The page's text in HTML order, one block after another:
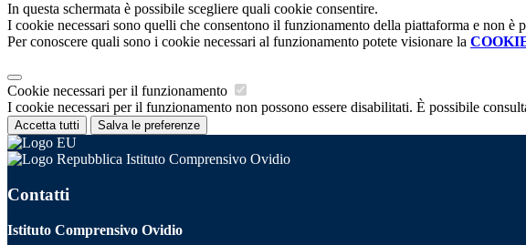
In questa schermata è possibile scegliere quali cookie consentire.
I cookie necessari sono quelli che consentono il funzionamento della piattaforma e non è
Per conoscere quali sono i cookie necessari al funzionamento potete visionare la
Cookie necessari per il funzionamento
I cookie necessari per il funzionamento non possono essere disabilitati. È possibile
Accetta tutti Salva le preferenze
Istituto Comprensivo Ovidio
Contatti
Istituto Comprensivo Ovidio